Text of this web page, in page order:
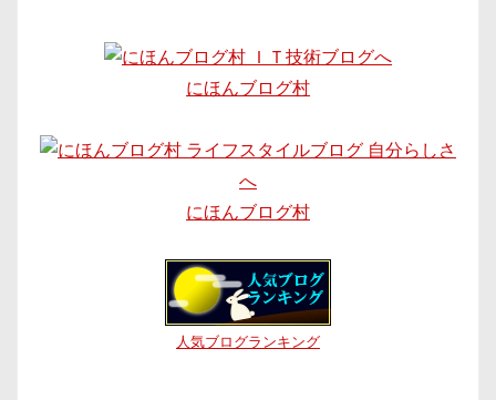
にほんブログ村
にほんブログ村
人気ブログランキング